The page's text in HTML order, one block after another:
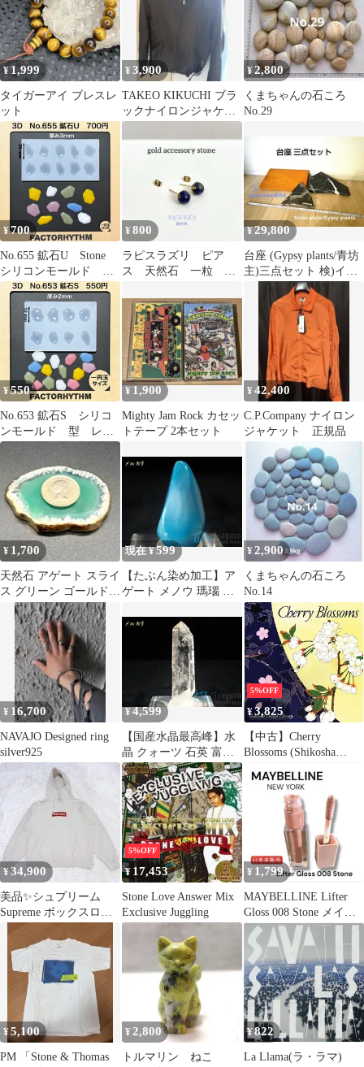
¥ 1,999
タイガーアイ ブレスレ
ット
¥3,900
TAKEO KIKUCHI ブラ
ックナイロンジャケッ
ト サイズ2
¥2,800
くまちゃんの石ころ
No.29
¥700
No.655 鉱石U Stone
シリコンモールド
型 レジン
¥800
ラピスラズリ ピア
ス 天然石 一粒 ゴ
¥29,800
台座 (Gypsy plants/青坊
主)三点セット 検)イン
ビジブルインク
¥550
No.653 鉱石S シリコ
ンモールド 型 レジ
ン stone
¥ 1,900
Mighty Jam Rock カセッ
トテープ 2本セット
¥42,400
C.P.Company ナイロン
ジャケット 正規品
¥ 1,700
天然石 アゲート スライ
ス グリーン ゴールドエ
ッジ瑪瑙翡翠
現在 ¥599
【たぶん染め加工】ア
ゲート メノウ 瑪瑙 イ
物】
¥2,900
くまちゃんの石ころ
No.14
¥ 16,700
NAVAJO Designed ring
silver925
¥4,599
【国産水晶最高峰】水
晶 クォーツ 石英 富山
県 黒岳【国産鉱物】
5%OFF
¥3,825
【中古】Cherry
Blossoms (Shikosha
¥34,900
美品✨シュプリーム
Supreme ボックスロゴ
5%OFF
¥ 17,453
Stone Love Answer Mix
Exclusive Juggling
¥ 1,799
MAYBELLINE Lifter
Gloss 008 Stone メイベ
リン
¥5,100
PM 「Stone & Thomas
¥ 2,800
トルマリン ねこ
¥822
La Llama(ラ・ラマ)